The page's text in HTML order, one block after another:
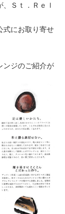
Ｓｔ．Ｒｅｌ
式にお取り寄せ
ンジのご紹介が